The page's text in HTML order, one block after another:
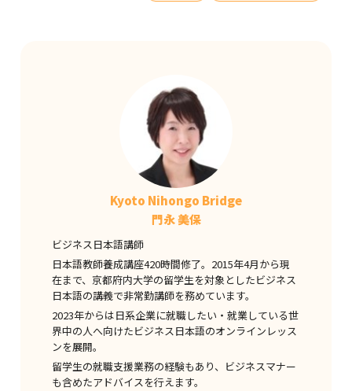
Kyoto Nihongo Bridge
門永 美保
ビジネス日本語講師
日本語教師養成講座420時間修了。2015年4月から現
在まで、京都府内大学の留学生を対象としたビジネス
日本語の講義で非常勤講師を務めています。
2023年からは日系企業に就職したい・就業している世
界中の人へ向けたビジネス日本語のオンラインレッス
ンを展開。
留学生の就職支援業務の経験もあり、ビジネスマナー
も含めたアドバイスを行えます。